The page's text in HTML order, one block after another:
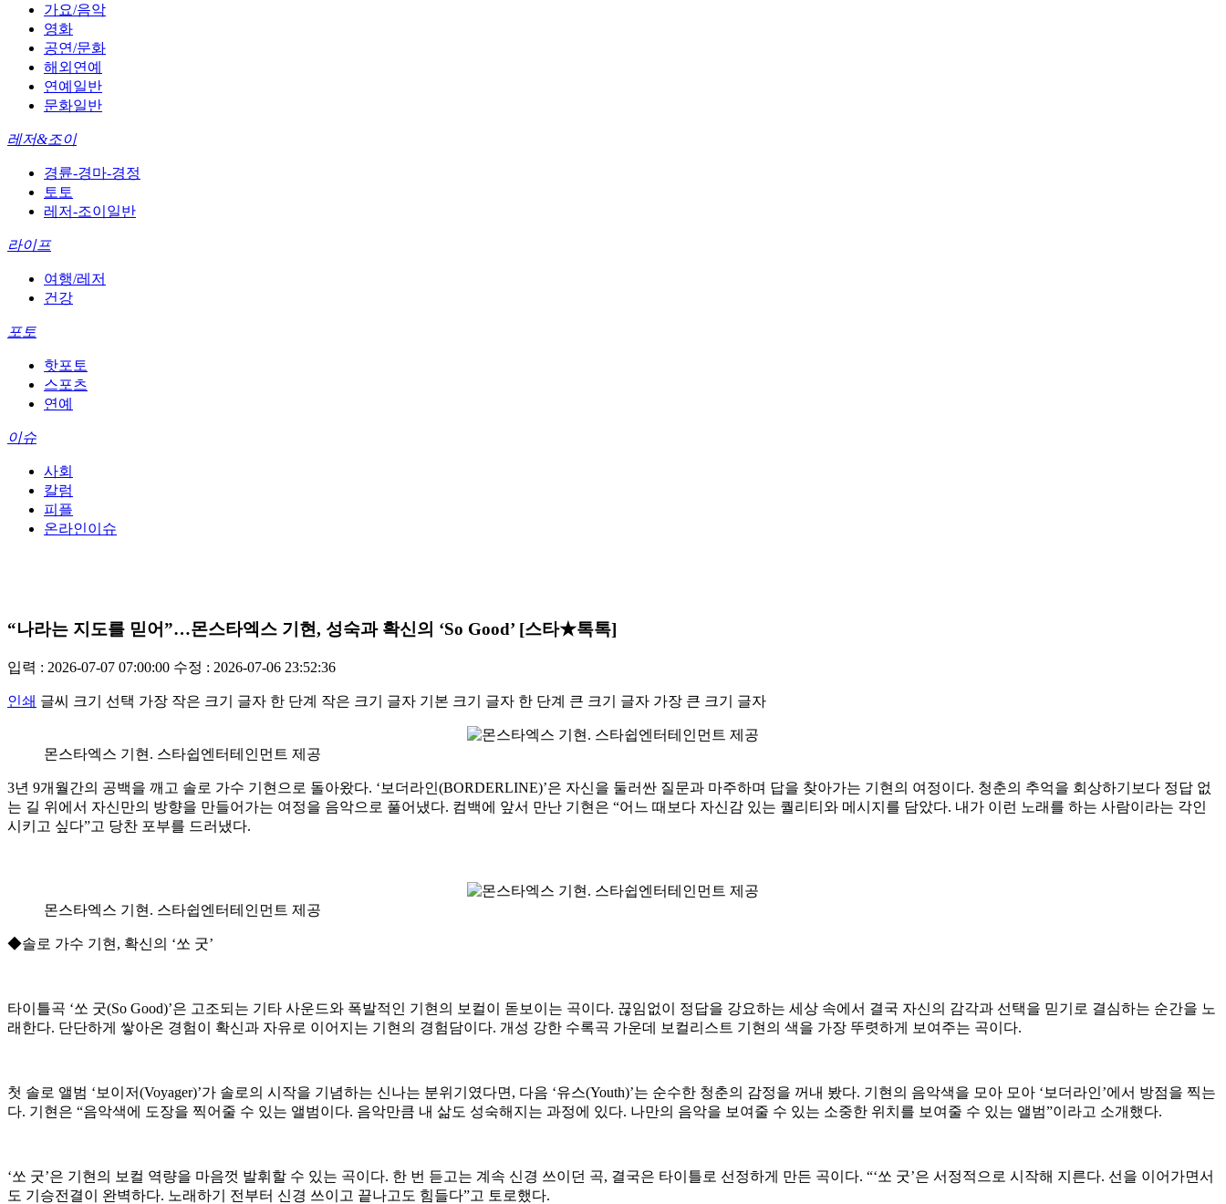
가요/음악
영화
공연/문화
해외연예
연예일반
문화일반
레저&조이
경륜-경마-경정
토토
레저-조이일반
라이프
여행/레저
건강
포토
핫포토
스포츠
연예
이슈
사회
칼럼
피플
온라인이슈
“나라는 지도를 믿어”…몬스타엑스 기현, 성숙과 확신의 ‘So Good’ [스타★톡톡]
입력 : 2026-07-07 07:00:00 수정 : 2026-07-06 23:52:36
인쇄 글씨 크기 선택 가장 작은 크기 글자 한 단계 작은 크기 글자 기본 크기 글자 한 단계 큰 크기 글자 가장 큰 크기 글자
몬스타엑스 기현. 스타쉽엔터테인먼트 제공
3년 9개월간의 공백을 깨고 솔로 가수 기현으로 돌아왔다. ‘보더라인(BORDERLINE)’은 자신을 둘러싼 질문과 마주하며 답을 찾아가는 기현의 여정이다. 청춘의 추억을 회상하기보다 정답 없
는 길 위에서 자신만의 방향을 만들어가는 여정을 음악으로 풀어냈다. 컴백에 앞서 만난 기현은 “어느 때보다 자신감 있는 퀄리티와 메시지를 담았다. 내가 이런 노래를 하는 사람이라는 각인
시키고 싶다”고 당찬 포부를 드러냈다.
몬스타엑스 기현. 스타쉽엔터테인먼트 제공
◆솔로 가수 기현, 확신의 ‘쏘 굿’
타이틀곡 ‘쏘 굿(So Good)’은 고조되는 기타 사운드와 폭발적인 기현의 보컬이 돋보이는 곡이다. 끊임없이 정답을 강요하는 세상 속에서 결국 자신의 감각과 선택을 믿기로 결심하는 순간을 노
래한다. 단단하게 쌓아온 경험이 확신과 자유로 이어지는 기현의 경험담이다. 개성 강한 수록곡 가운데 보컬리스트 기현의 색을 가장 뚜렷하게 보여주는 곡이다.
첫 솔로 앨범 ‘보이저(Voyager)’가 솔로의 시작을 기념하는 신나는 분위기였다면, 다음 ‘유스(Youth)’는 순수한 청춘의 감정을 꺼내 봤다. 기현의 음악색을 모아 모아 ‘보더라인’에서 방점을 찍는
다. 기현은 “음악색에 도장을 찍어줄 수 있는 앨범이다. 음악만큼 내 삶도 성숙해지는 과정에 있다. 나만의 음악을 보여줄 수 있는 소중한 위치를 보여줄 수 있는 앨범”이라고 소개했다.
‘쏘 굿’은 기현의 보컬 역량을 마음껏 발휘할 수 있는 곡이다. 한 번 듣고는 계속 신경 쓰이던 곡, 결국은 타이틀로 선정하게 만든 곡이다. “‘쏘 굿’은 서정적으로 시작해 지른다. 선을 이어가면서
도 기승전결이 완벽하다. 노래하기 전부터 신경 쓰이고 끝나고도 힘들다”고 토로했다.